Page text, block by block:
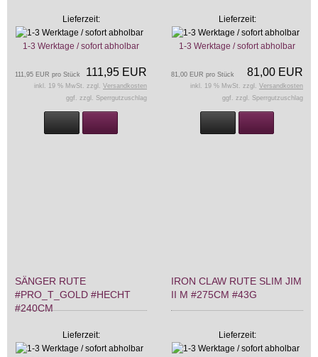
Lieferzeit:
1-3 Werktage / sofort abholbar
111,95 EUR
111,95 EUR pro Stück
inkl. 19 % MwSt. zzgl. Versandkosten
ggf. zzgl. Sperrgutzuschlag
Lieferzeit:
1-3 Werktage / sofort abholbar
81,00 EUR
81,00 EUR pro Stück
inkl. 19 % MwSt. zzgl. Versandkosten
ggf. zzgl. Sperrgutzuschlag
SÄNGER RUTE
#PRO_T_GOLD #HECHT
#240CM
Lieferzeit:
IRON CLAW RUTE SLIM JIM
II M #275CM #43G
Lieferzeit: